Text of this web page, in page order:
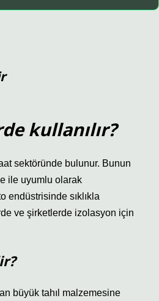
kullanılır?
sektöründe bulunur. Bunun
ile uyumlu olarak
endüstrisinde sıklıkla
ve şirketlerde izolasyon için
büyük tahıl malzemesine